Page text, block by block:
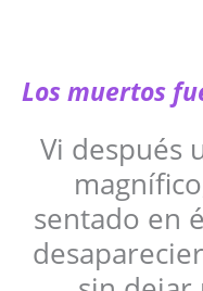
Los muertos
Vi después
sentado en